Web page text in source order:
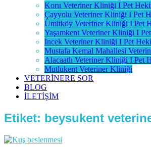
Koru Veteriner Kliniği I Pet
Çayyolu Veteriner Kliniği I Pet
Ümitköy Veteriner Kliniği I Pet
Yaşamkent Veteriner Kliniği I
İncek Veteriner Kliniği I Pet
Mustafa Kemal Mahallesi
Alacaatlı Veteriner Kliniği I Pet
Mutlukent Veteriner Kliniği
VETERİNERE SOR
BLOG
İLETİŞİM
Etiket: beysukent